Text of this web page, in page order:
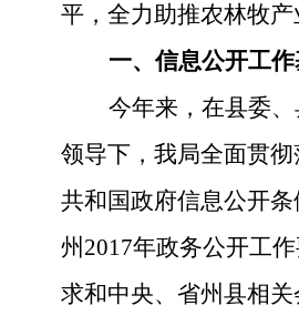
平，全力助推农林牧产
一、信息公开工
今年来，在县委
领导下，我局全面贯
共和国政府信息公开
州 2017年政务公开工
求和中央、省州县相